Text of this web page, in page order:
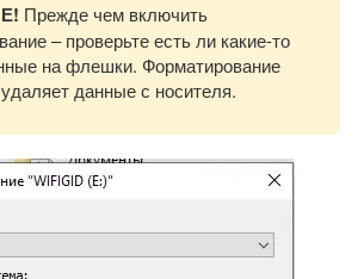
Прежде чем включить
– проверьте есть ли какие-то
на флешки. Форматирование
данные с носителя.